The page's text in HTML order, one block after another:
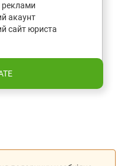
реклами
акаунт
сайт юриста